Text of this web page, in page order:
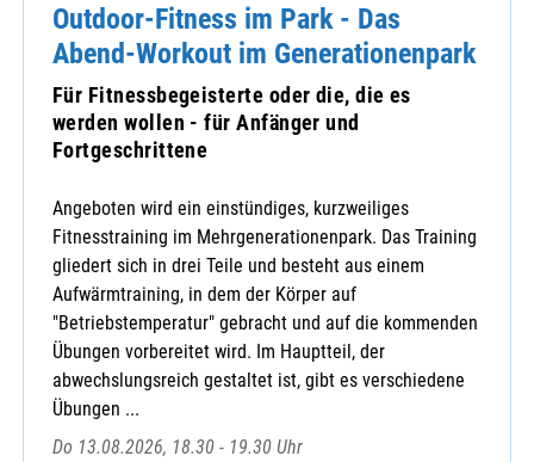
Outdoor-Fitness im Park - Das
Abend-Workout im Generationenpark
Für Fitnessbegeisterte oder die, die es
werden wollen - für Anfänger und
Fortgeschrittene
Angeboten wird ein einstündiges, kurzweiliges
Fitnesstraining im Mehrgenerationenpark. Das Training
gliedert sich in drei Teile und besteht aus einem
Aufwärmtraining, in dem der Körper auf
"Betriebstemperatur" gebracht und auf die kommenden
Übungen vorbereitet wird. Im Hauptteil, der
abwechslungsreich gestaltet ist, gibt es verschiedene
Übungen ...
Do 13.08.2026, 18.30 - 19.30 Uhr